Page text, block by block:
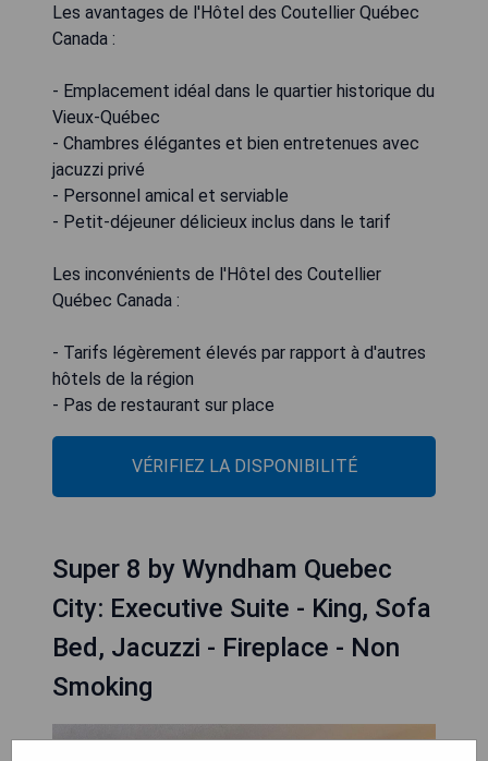
Les avantages de l'Hôtel des Coutellier Québec
Canada :
- Emplacement idéal dans le quartier historique du
Vieux-Québec
- Chambres élégantes et bien entretenues avec
jacuzzi privé
- Personnel amical et serviable
- Petit-déjeuner délicieux inclus dans le tarif
Les inconvénients de l'Hôtel des Coutellier
Québec Canada :
- Tarifs légèrement élevés par rapport à d'autres
hôtels de la région
- Pas de restaurant sur place
VÉRIFIEZ LA DISPONIBILITÉ
Super 8 by Wyndham Quebec
City: Executive Suite - King, Sofa
Bed, Jacuzzi - Fireplace - Non
Smoking